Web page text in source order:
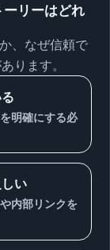
リーはどれ
、なぜ信頼で
ります。
明確にする必
い
内部リンクを